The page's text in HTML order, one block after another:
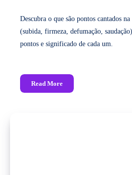
Descubra o que são pontos cantados
(subida, firmeza, defumação,
pontos e significado de cada um.
Read More